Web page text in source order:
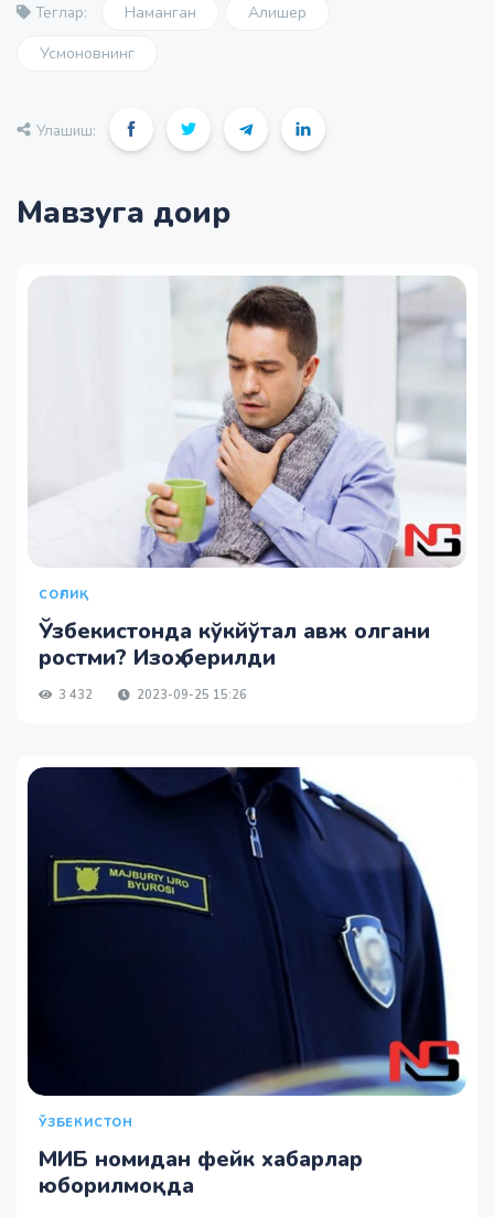
Теглар: Наманган
Алишер
Усмоновнинг
Улашиш:
Мавзуга доир
СОҒЛИҚ
Ўзбекистонда кўкйўтал авж олгани
ростми? Изоҳ берилди
3 432 2023-09-25 15:26
ЎЗБЕКИСТОН
МИБ номидан фейк хабарлар
юборилмоқда